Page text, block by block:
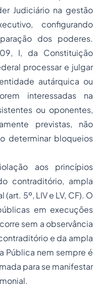
Judiciário na gestão
configurando
dos poderes.
I, da Constituição
processar e julgar
autárquica ou
interessadas na
ou oponentes,
previstas, não
determinar bloqueios
aos princípios
contraditório, ampla
5º, LIV e LV, CF). O
em execuções
sem a observância
e da ampla
Pública nem sempre é
para se manifestar